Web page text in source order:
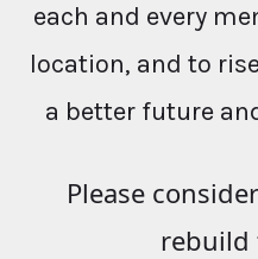
each and every
location, and to
a better future
Please
rebuild